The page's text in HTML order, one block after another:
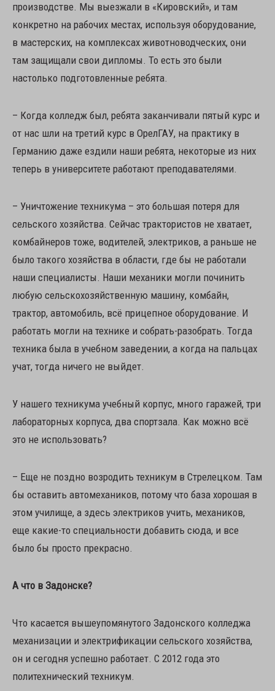
производстве. Мы выезжали в «Кировский», и там
конкретно на рабочих местах, используя оборудование,
в мастерских, на комплексах животноводческих, они
там защищали свои дипломы. То есть это были
настолько подготовленные ребята.
– Когда колледж был, ребята заканчивали пятый курс и
от нас шли на третий курс в ОрелГАУ, на практику в
Германию даже ездили наши ребята, некоторые из них
теперь в университете работают преподавателями.
– Уничтожение техникума – это большая потеря для
сельского хозяйства. Сейчас трактористов не хватает,
комбайнеров тоже, водителей, электриков, а раньше не
было такого хозяйства в области, где бы не работали
наши специалисты. Наши механики могли починить
любую сельскохозяйственную машину, комбайн,
трактор, автомобиль, всё прицепное оборудование. И
работать могли на технике и собрать-разобрать. Тогда
техника была в учебном заведении, а когда на пальцах
учат, тогда ничего не выйдет.
У нашего техникума учебный корпус, много гаражей, три
лабораторных корпуса, два спортзала. Как можно всё
это не использовать?
– Еще не поздно возродить техникум в Стрелецком. Там
бы оставить автомехаников, потому что база хорошая в
этом училище, а здесь электриков учить, механиков,
еще какие-то специальности добавить сюда, и все
было бы просто прекрасно.
А что в Задонске?
Что касается вышеупомянутого Задонского колледжа
механизации и электрификации сельского хозяйства,
он и сегодня успешно работает. С 2012 года это
политехнический техникум.